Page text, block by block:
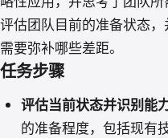
评估团队目前的准备状态
需要弥补哪些差距。
任务步骤
评估当前状态并识别能
的准备程度，包括现有